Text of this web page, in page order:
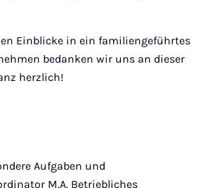
Einblicke in ein familiengeführtes
bedanken wir uns an dieser
herzlich!
Aufgaben und
M.A. Betriebliches